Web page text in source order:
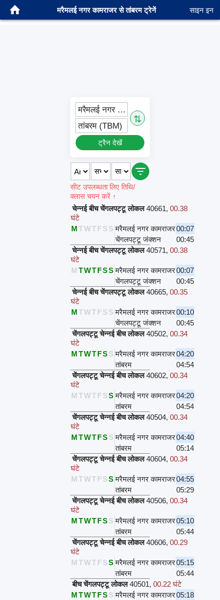
मरैमलई नगर कामराजर से तांबरम ट्रेनें साइन इन
मरैमलई नगर कामराजर (MMNK)
⇅
तांबरम (TBM)
ट्रैन देखें
सीट उपलब्धता लिए तिथि/
क्लास चयन करें ↑
चेन्नई बीच चेंगलपट्टू लोकल 40661,00.38
घंटे
MTWTFS S मरैमलई नगर कामराजर00:07
चेंगलपट्टू जंक्शन
00:45
चेन्नई बीच चेंगलपट्टू लोकल 40571,00.38
घंटे
M TWTFSS मरैमलई नगर कामराजर00:07
चेंगलपट्टू जंक्शन
00:45
चेन्नई बीच चेंगलपट्टू लोकल 40665,00.35
घंटे
MTWTFS S मरैमलई नगर कामराजर00:10
चेंगलपट्टू जंक्शन
00:45
चेंगलपट्टू चेन्नई बीच लोकल 40502,00.34
घंटे
MTWTFSS मरैमलई नगर कामराजर04:20
तांबरम
04:54
चेंगलपट्टू चेन्नई बीच लोकल 40602,00.34
घंटे
M TWTFSS मरैमलई नगर कामराजर04:20
तांबरम
04:54
चेंगलपट्टू चेन्नई बीच लोकल 40504,00.34
घंटे
MTWTFSS मरैमलई नगर कामराजर04:40
तांबरम
05:14
चेंगलपट्टू चेन्नई बीच लोकल 40604,00.34
घंटे
M TWTFSS मरैमलई नगर कामराजर04:55
तांबरम
05:29
चेंगलपट्टू चेन्नई बीच लोकल 40506,00.34
घंटे
MTWTFSS मरैमलई नगर कामराजर05:10
तांबरम
05:44
चेंगलपट्टू चेन्नई बीच लोकल 40606,00.29
घंटे
M TWTFSS मरैमलई नगर कामराजर05:15
तांबरम
05:44
बीच चेंगलपट्टू लोकल 40501,00.22 घंटे
MTWTFSS मरैमलई नगर कामराजर05:18